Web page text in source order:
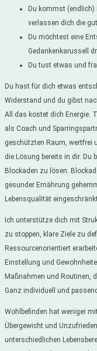
Du kommst (endlich)
verlassen dich die
Du möchtest eine
Gedankenkarussell
Du tust etwas und
Du hast für dich etwas
Widerstand und du gibst
All das kostet dich Energie.
als Coach und
geschützten Raum, wertfrei
die Lösung bereits in dir. Du
Blockaden zu lösen.
gesunder Ernährung
Lebensqualität
Ich unterstütze dich mit
zu stoppen, klare Ziele zu
Ressourcenorientiert
Einstellung und
Maßnahmen und Routinen,
Ganz individuell und
Wohlbefinden hat weniger
Übergewicht und
unterschiedlichen